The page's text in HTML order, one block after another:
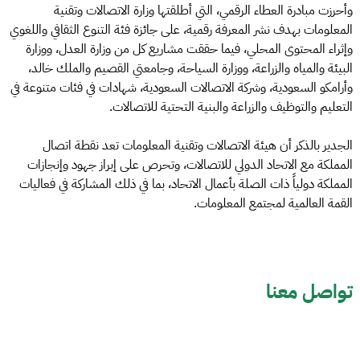
وأحرزت مبادرة العطاء الرقمي، التي أطلقتها وزارة الاتصالات وتقنية
المعلومات بهدف نشر المعرفة رقمية، على جائزة فئة التنوع الثقافي واللغوي
وإثراء المحتوى المحلي، فيما حققت مشاريع كل من وزارة العدل، ووزارة
البيئة والمياه والزراعة، ووزارة السياحة، وجامعتي القصيم والملك خالد،
وأرامكو السعودية، وشركة الاتصالات السعودية، شهادات في فئات متنوعة في
التعليم والتوظيف والزراعة والبنية التحتية للاتصالات.
الجدير بالذكر أن هيئة الاتصالات وتقنية المعلومات تعد نقطة اتصال
المملكة مع الاتحاد الدولي للاتصالات، وتحرص على إبراز جهود وإنجازات
المملكة دولياً ذات الصلة بأعمال الاتحاد، بما في ذلك المشاركة في فعاليات
القمة العالمية لمجتمع المعلومات.
تواصل معنا